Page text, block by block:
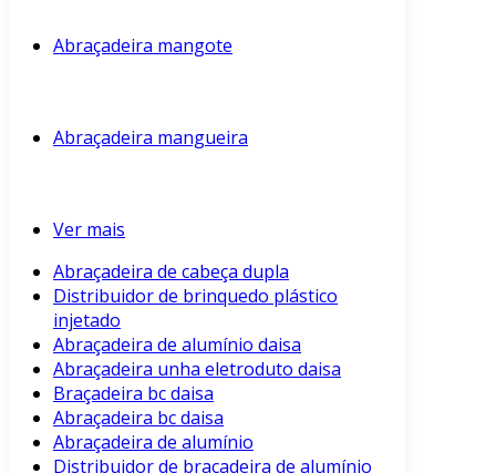
Abraçadeira mangote
Abraçadeira mangueira
Ver mais
Abraçadeira de cabeça dupla
Distribuidor de brinquedo plástico
injetado
Abraçadeira de alumínio daisa
Abraçadeira unha eletroduto daisa
Braçadeira bc daisa
Abraçadeira bc daisa
Abraçadeira de alumínio
Distribuidor de braçadeira de alumínio